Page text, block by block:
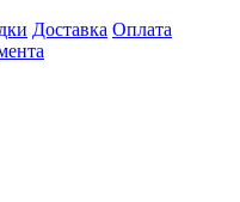
Доставка Оплата